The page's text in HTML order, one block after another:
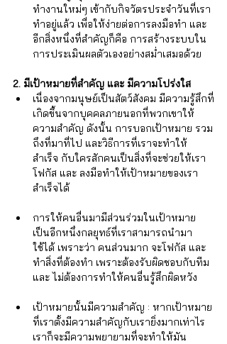
ทำงานใหม่ๆ เข้ากับกิจวัตรประจำวันที่เรา
ทำอยู่แล้ว เพื่อให้ง่ายต่อการลงมือทำ และ
อีกสิ่งหนึ่งที่สำคัญก็คือ การสร้างระบบใน
การประเมินผลตัวเองอย่างสม่ำเสมอด้วย
2. มีเป้าหมายที่สำคัญ และ มีความโปร่งใส
เนื่องจากมนุษย์เป็นสัตว์สังคม มีความรู้สึกที่
เกิดขึ้นจากบุคคลภายนอกที่พวกเขาให้
ความสำคัญ ดังนั้น การบอกเป้าหมาย รวม
ถึงที่มาที่ไป และวิธีการที่เราจะทำให้
สำเร็จ กับใครสักคนเป็นสิ่งที่จะช่วยให้เรา
โฟกัส และ ลงมือทำให้เป้าหมายของเรา
สำเร็จได้
การให้คนอื่นมามีส่วนร่วมในเป้าหมาย
เป็นอีกหนึ่งกลยุทธ์ที่เราสามารถนำมา
ใช้ได้ เพราะว่า คนส่วนมาก จะโฟกัส และ
ทำสิ่งที่ต้องทำ เพราะต้องรับผิดชอบกับทีม
และ ไม่ต้องการทำให้คนอื่นรู้สึกผิดหวัง
เป้าหมายนั้นมีความสำคัญ​ : หากเป้าหมาย
ที่เราตั้งมีความสำคัญกับเรายิ่งมากเท่าไร
เราก็จะมีความพยายามที่จะทำให้มัน